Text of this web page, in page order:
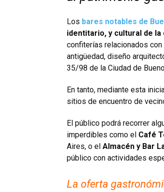
Los bares notables de
identitario, y cultural de la
confiterías relacionados
antigüedad, diseño
35/98 de la Ciudad de
En tanto, mediante esta
sitios de encuentro de
El público podrá recorrer
imperdibles como el Café
Aires, o el Almacén y Bar
público con actividades
La oferta